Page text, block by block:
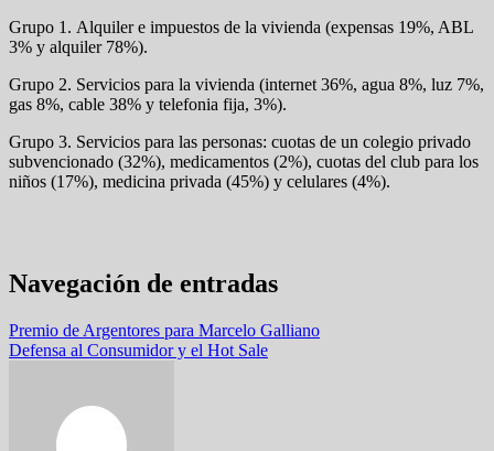
Grupo 1. Alquiler e impuestos de la vivienda (expensas 19%, ABL
3% y alquiler 78%).
Grupo 2. Servicios para la vivienda (internet 36%, agua 8%, luz 7%,
gas 8%, cable 38% y telefonia fija, 3%).
Grupo 3. Servicios para las personas: cuotas de un colegio privado
subvencionado (32%), medicamentos (2%), cuotas del club para los
niños (17%), medicina privada (45%) y celulares (4%).
Navegación de entradas
Premio de Argentores para Marcelo Galliano
Defensa al Consumidor y el Hot Sale